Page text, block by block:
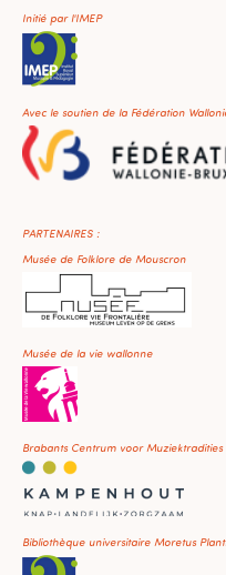
Initié par l'IMEP
Avec le soutien de la Fédération
PARTENAIRES :
Musée de Folklore de Mouscron
Musée de la vie wallonne
Brabants Centrum voor Muziektradities
Bibliothèque universitaire Moretus